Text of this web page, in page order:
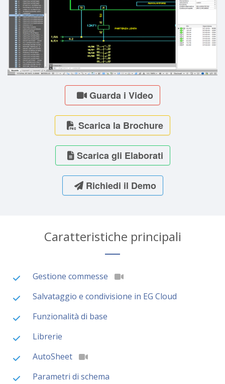
Guarda i Video
Scarica la Brochure
Scarica gli Elaborati
Richiedi il Demo
Caratteristiche principali
Gestione commesse
Salvataggio e condivisione in EG Cloud
Funzionalità di base
Librerie
AutoSheet
Parametri di schema